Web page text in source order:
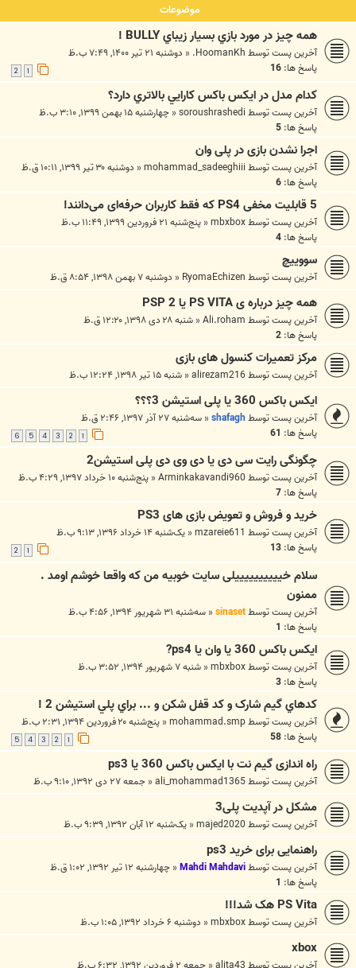
موضوعات
همه چيز در مورد بازي بسيار زيباي BULLY !
آخرین پست توسطHoomanKh.
« دوشنبه ۲۱ تیر ۱۴۰۰, ۷:۴۹ ب.ظ
پاسخ ها: 16
كدام مدل در ايكس باكس كارايي بالاتري دارد؟
آخرین پست توسطsoroushrashedi
« چهارشنبه ۱۵ بهمن ۱۳۹۹, ۳:۱۰ ب.ظ
پاسخ ها: 5
اجرا نشدن بازی در پلی وان
آخرین پست توسطmohammad_sadeeghiii
« دوشنبه ۳۰ تیر ۱۳۹۹, ۱۰:۱۱ ق.ظ
پاسخ ها: 6
5 قابلیت مخفی PS4 که فقط کاربران حرفه‌ای می‌دانند!
آخرین پست توسطmbxbox
« پنج‌شنبه ۲۱ فروردین ۱۳۹۹, ۱۱:۴۹ ب.ظ
پاسخ ها: 4
سووییچ
آخرین پست توسطRyomaEchizen
« دوشنبه ۷ بهمن ۱۳۹۸, ۸:۵۴ ق.ظ
همه چیز درباره ی PS VITA یا PSP 2
آخرین پست توسطAli.roham
« شنبه ۲۸ دی ۱۳۹۸, ۱۲:۲۰ ق.ظ
پاسخ ها: 2
مرکز تعمیرات کنسول های بازی
آخرین پست توسطalirezam216
« شنبه ۱۵ تیر ۱۳۹۸, ۱۲:۲۴ ب.ظ
ایکس باکس 360 یا پلی استیشن 3؟؟؟
آخرین پست توسطshafagh
« سه‌شنبه ۲۷ آذر ۱۳۹۷, ۲:۴۶ ق.ظ
پاسخ ها: 61
3
4
5
6
چگونگی رایت سی دی یا دی وی دی پلی استیشن2
آخرین پست توسطArminkakavandi960
« پنج‌شنبه ۱۰ خرداد ۱۳۹۷, ۴:۲۹ ب.ظ
پاسخ ها: 7
خرید و فروش و تعویض بازی های PS3
آخرین پست توسطmzareie611
« یک‌شنبه ۱۴ خرداد ۱۳۹۶, ۹:۱۳ ب.ظ
پاسخ ها: 13
سلام خییییییییییلی سایت خوبیه من که واقعا خوشم اومد .
ممنون
آخرین پست توسطsinaset
« سه‌شنبه ۳۱ شهریور ۱۳۹۴, ۴:۵۶ ب.ظ
پاسخ ها: 1
ایکس باکس 360 یا وان یا ps4?
آخرین پست توسطmbxbox
« شنبه ۷ شهریور ۱۳۹۴, ۳:۵۲ ب.ظ
پاسخ ها: 3
کدهاي گيم شارک و کد قفل شکن و ... براي پلي استيشن 2 !
آخرین پست توسطmohammad.smp
« پنج‌شنبه ۲۰ فروردین ۱۳۹۴, ۲:۳۱ ب.ظ
پاسخ ها: 58
3
4
5
راه اندازی گیم نت با ایکس باکس 360 یا ps3
آخرین پست توسطali_mohammad1365
« جمعه ۲۷ دی ۱۳۹۲, ۹:۱۰ ب.ظ
مشکل در آپدیت پلی3
آخرین پست توسطmajed2020
« یک‌شنبه ۱۲ آبان ۱۳۹۲, ۹:۳۹ ب.ظ
راهنمایی برای خرید ps3
آخرین پست توسطMahdi Mahdavi
« چهارشنبه ۱۲ تیر ۱۳۹۲, ۱:۰۲ ق.ظ
پاسخ ها: 1
PS Vita هک شد!!!
آخرین پست توسطmbxbox
« دوشنبه ۶ خرداد ۱۳۹۲, ۱:۰۵ ب.ظ
xbox